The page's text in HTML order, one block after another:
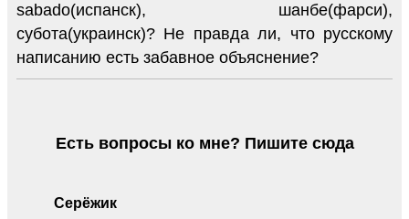
sabado(испанск), шанбе(фарси),
субота(украинск)? Не правда ли, что русскому
написанию есть забавное объяснение?
Серёжик
Есть вопросы ко мне? Пишите сюда